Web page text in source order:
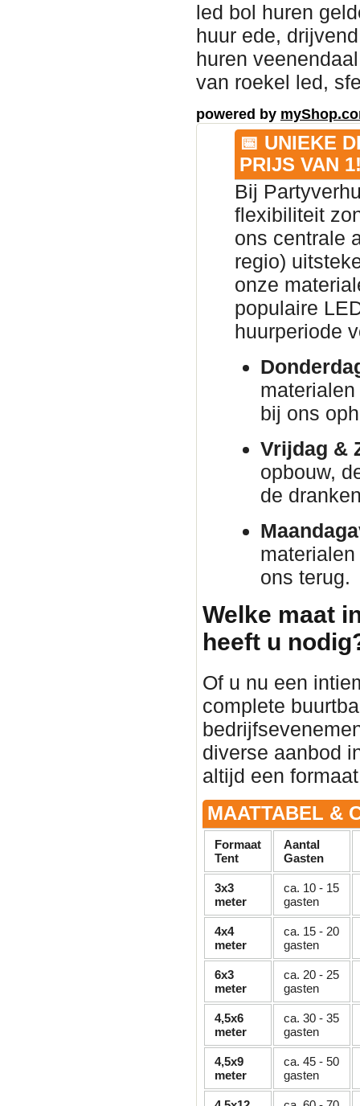
led bol huren
huur ede,
huren
van roekel led,
powered by
📅 UNIEKE
PRIJS VAN
Bij
flexibiliteit
ons centrale
regio)
onze
populaire
huurperiode
bij ons
Vrijdag &
opbouw,
de
ons terug.
Welke maat
heeft u
Of u nu een
complete
diverse aanbod
altijd een
MAATTABEL &
Formaat
Tent
Aantal
Gasten
3x3
meter
ca. 10 - 15
gasten
4x4
meter
ca. 15 - 20
gasten
6x3
meter
ca. 20 - 25
gasten
4,5x6
meter
ca. 30 - 35
gasten
4,5x9
meter
ca. 45 - 50
gasten